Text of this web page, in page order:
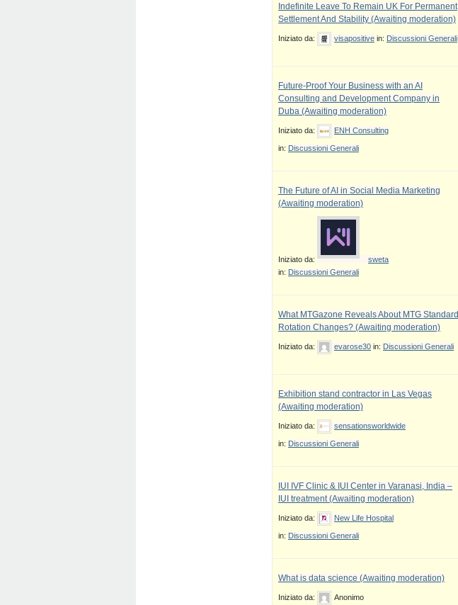
Indefinite Leave To Remain UK For Permanent
Settlement And Stability (Awaiting moderation)
Iniziato da: visapositive in: Discussioni Generali
Future-Proof Your Business with an AI
Consulting and Development Company in
Duba (Awaiting moderation)
Iniziato da: ENH Consulting
in: Discussioni Generali
The Future of AI in Social Media Marketing
(Awaiting moderation)
Iniziato da:
sweta
in: Discussioni Generali
What MTGazone Reveals About MTG Standard
Rotation Changes? (Awaiting moderation)
Iniziato da: evarose30 in: Discussioni Generali
Exhibition stand contractor in Las Vegas
(Awaiting moderation)
Iniziato da: sensationsworldwide
in: Discussioni Generali
IUI IVF Clinic & IUI Center in Varanasi, India –
IUI treatment (Awaiting moderation)
Iniziato da: New Life Hospital
in: Discussioni Generali
What is data science (Awaiting moderation)
Iniziato da: Anonimo